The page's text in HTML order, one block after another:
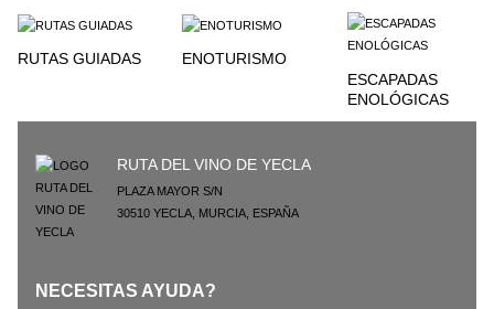
RUTAS GUIADAS
ENOTURISMO
ESCAPADAS
ENOLÓGICAS
RUTA DEL VINO DE YECLA
PLAZA MAYOR S/N
30510 YECLA, MURCIA, ESPAÑA
NECESITAS AYUDA?